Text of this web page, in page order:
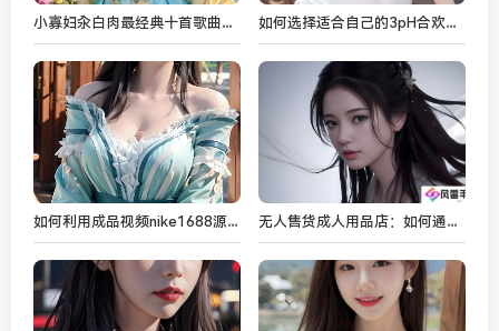
小寡妇汆白肉最经典十首歌曲，感受音乐带来的独特情感表达 如何选择适合自己的3pH合欢椅play？适用于家庭与办公室的实用指南
如何利用成品视频nike1688源码提高电商营销效果：商家必备的短视频制作秘籍 无人售货成人用品店：如何通过无人售货机提升成人产品购买体验？